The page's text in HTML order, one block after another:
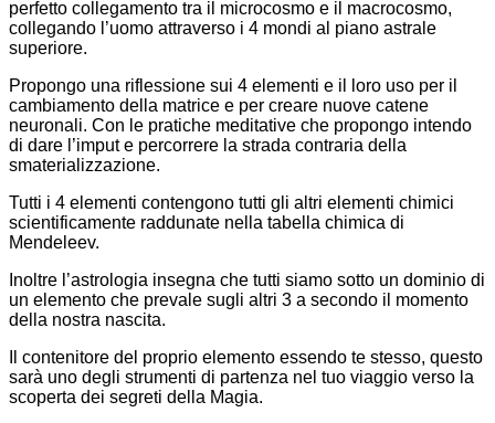
perfetto collegamento tra il microcosmo e il macrocosmo,
collegando l’uomo attraverso i 4 mondi al piano astrale
superiore.
Propongo una riflessione sui 4 elementi e il loro uso per il
cambiamento della matrice e per creare nuove catene
neuronali. Con le pratiche meditative che propongo intendo
di dare l’imput e percorrere la strada contraria della
smaterializzazione.
Tutti i 4 elementi contengono tutti gli altri elementi chimici
scientificamente raddunate nella tabella chimica di
Mendeleev.
Inoltre l’astrologia insegna che tutti siamo sotto un dominio di
un elemento che prevale sugli altri 3 a secondo il momento
della nostra nascita.
Il contenitore del proprio elemento essendo te stesso, questo
sarà uno degli strumenti di partenza nel tuo viaggio verso la
scoperta dei segreti della Magia.